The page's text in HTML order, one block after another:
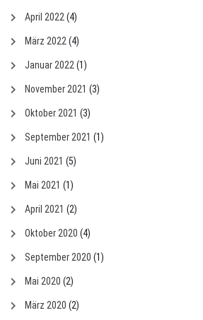
April 2022(4)
März 2022(4)
Januar 2022(1)
November 2021 (3)
Oktober 2021 (3)
September 2021 (1)
Juni 2021 (5)
Mai 2021 (1)
April 2021 (2)
Oktober 2020 (4)
September 2020 (1)
Mai 2020 (2)
März 2020 (2)